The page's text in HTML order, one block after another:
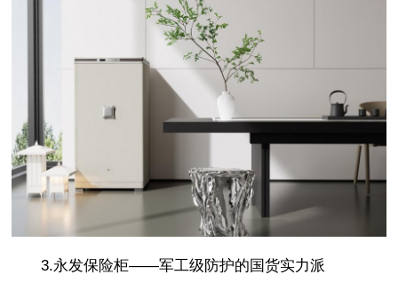
3.永发保险柜——军工级防护的国货实力派